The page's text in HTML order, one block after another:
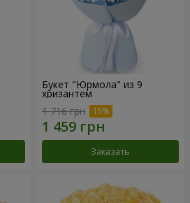
Букет "Юрмола" из 9
хризантем
1 716 грн
Заказать